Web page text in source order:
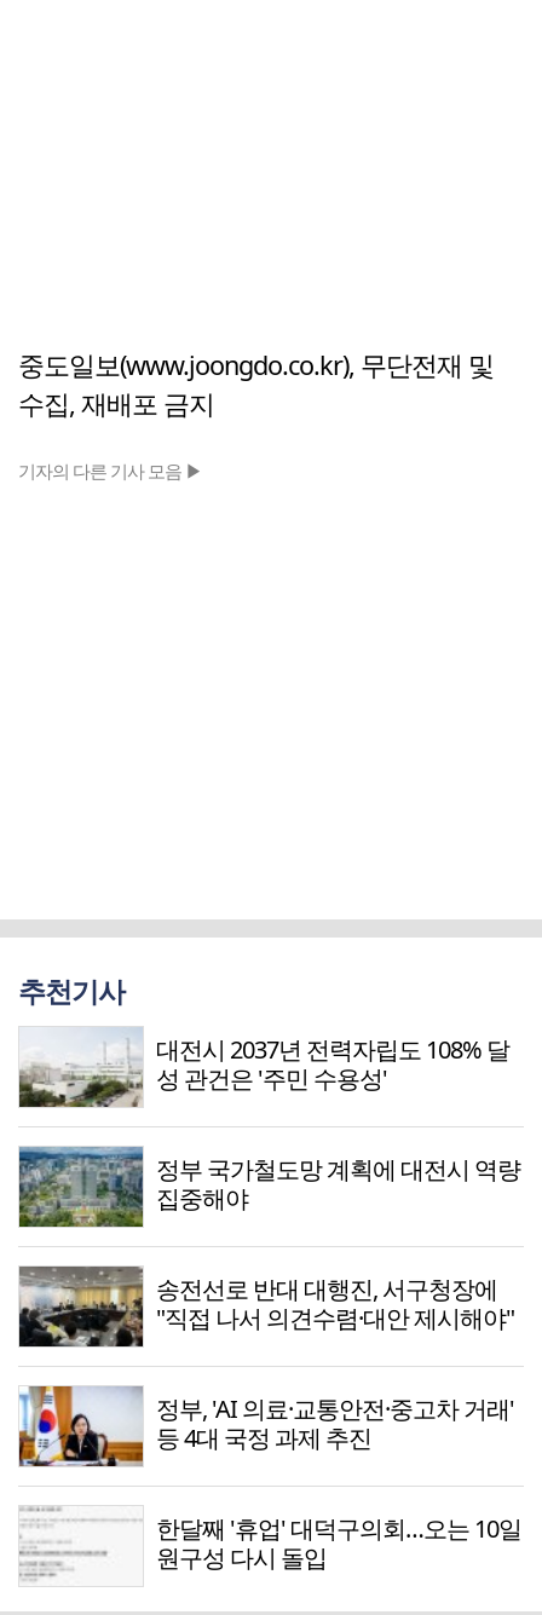
중도일보(www.joongdo.co.kr), 무단전재 및
수집, 재배포 금지
기자의 다른 기사 모음 ▶
추천기사
대전시 2037년 전력자립도 108% 달
성 관건은 '주민 수용성'
정부 국가철도망 계획에 대전시 역량
집중해야
송전선로 반대 대행진, 서구청장에
"직접 나서 의견수렴·대안 제시해야"
정부, 'AI 의료·교통안전·중고차 거래'
등 4대 국정 과제 추진
한달째 '휴업' 대덕구의회…오는 10일
원구성 다시 돌입